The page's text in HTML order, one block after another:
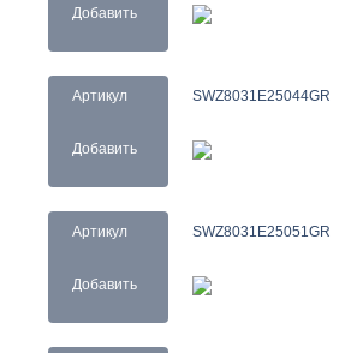
Добавить
Артикул
Добавить
SWZ8031E25044GR
Артикул
Добавить
SWZ8031E25051GR